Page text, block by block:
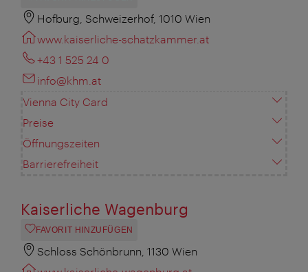
Hofburg, Schweizerhof, 1010 Wien
www.kaiserliche-schatzkammer.at
+43 1 525 24 0
info@khm.at
Vienna City Card
Preise
Öffnungszeiten
Barrierefreiheit
Kaiserliche Wagenburg
FAVORIT HINZUFÜGEN
Schloss Schönbrunn, 1130 Wien